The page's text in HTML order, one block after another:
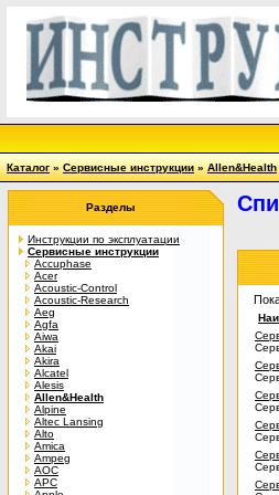
Каталог»Сервисные инструкции»Allen&Health
Разделы
Инструкции по эксплуатации
Сервисные инструкции
Accuphase
Acer
Acoustic-Control
Acoustic-Research
Aeg
Agfa
Aiwa
Akai
Akira
Alcatel
Alesis
Allen&Health
Alpine
Altec Lansing
Alto
Amica
Ampeg
AOC
APC